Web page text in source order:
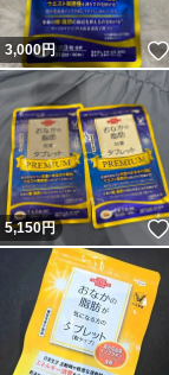
3,000円
5,150円